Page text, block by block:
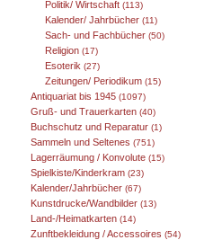
Politik/ Wirtschaft (113)
Kalender/ Jahrbücher (11)
Sach- und Fachbücher (50)
Religion (17)
Esoterik (27)
Zeitungen/ Periodikum (15)
Antiquariat bis 1945 (1097)
Gruß- und Trauerkarten (40)
Buchschutz und Reparatur (1)
Sammeln und Seltenes (751)
Lagerräumung / Konvolute (15)
Spielkiste/Kinderkram (23)
Kalender/Jahrbücher (67)
Kunstdrucke/Wandbilder (13)
Land-/Heimatkarten (14)
Zunftbekleidung / Accessoires (54)